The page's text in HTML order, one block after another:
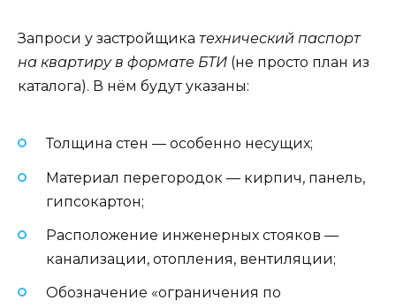
Запроси у застройщика технический паспорт
на квартиру в формате БТИ (не просто план из
каталога). В нём будут указаны:
Толщина стен — особенно несущих;
Материал перегородок — кирпич, панель,
гипсокартон;
Расположение инженерных стояков —
канализации, отопления, вентиляции;
Обозначение «ограничения по